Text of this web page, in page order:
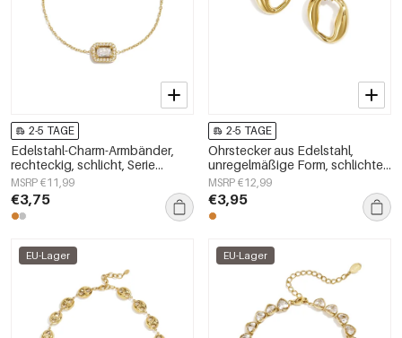
2-5 TAGE
Edelstahl-Charm-Armbänder,
rechteckig, schlicht, Serie
„Damenschmuck“
MSRP €11,99
€3,75
2-5 TAGE
Ohrstecker aus Edelstahl,
unregelmäßige Form, schlichte
Alltags-Serie, Damenschmuck
MSRP €12,99
€3,95
EU-Lager EU-Lager